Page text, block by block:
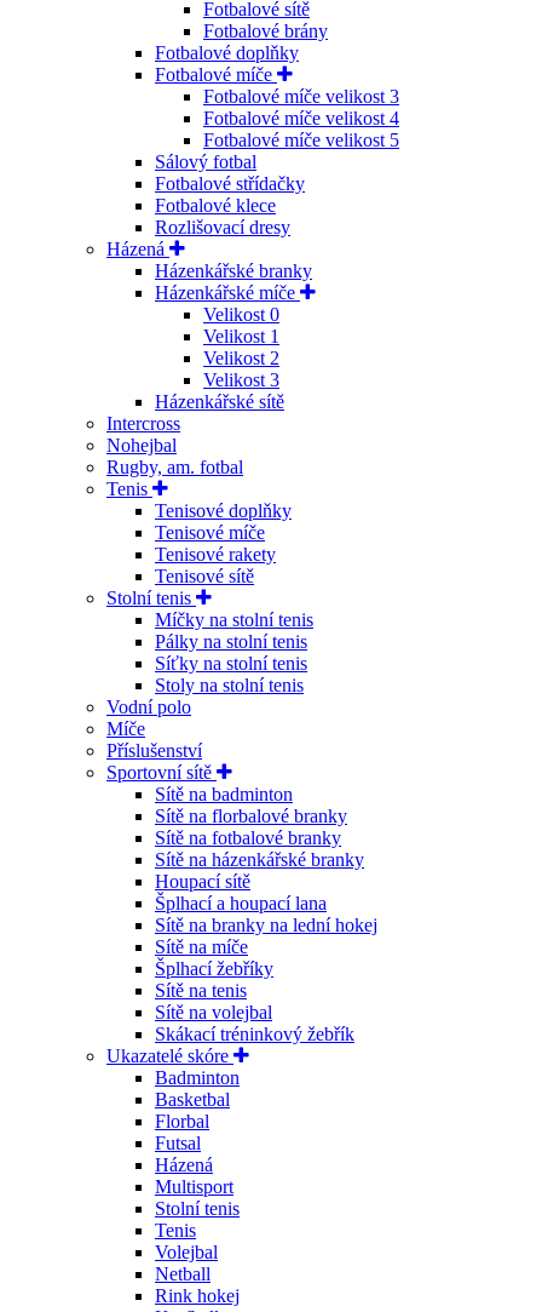
Fotbalové sítě
Fotbalové brány
Fotbalové doplňky
Fotbalové míče
Fotbalové míče velikost 3
Fotbalové míče velikost 4
Fotbalové míče velikost 5
Sálový fotbal
Fotbalové střídačky
Fotbalové klece
Rozlišovací dresy
Házená
Házenkářské branky
Házenkářské míče
Velikost 0
Velikost 1
Velikost 2
Velikost 3
Házenkářské sítě
Intercross
Nohejbal
Rugby, am. fotbal
Tenis
Tenisové doplňky
Tenisové míče
Tenisové rakety
Tenisové sítě
Stolní tenis
Míčky na stolní tenis
Pálky na stolní tenis
Síťky na stolní tenis
Stoly na stolní tenis
Vodní polo
Míče
Příslušenství
Sportovní sítě
Sítě na badminton
Sítě na florbalové branky
Sítě na fotbalové branky
Sítě na házenkářské branky
Houpací sítě
Šplhací a houpací lana
Sítě na branky na lední hokej
Sítě na míče
Šplhací žebříky
Sítě na tenis
Sítě na volejbal
Skákací tréninkový žebřík
Ukazatelé skóre
Badminton
Basketbal
Florbal
Futsal
Házená
Multisport
Stolní tenis
Tenis
Volejbal
Netball
Rink hokej